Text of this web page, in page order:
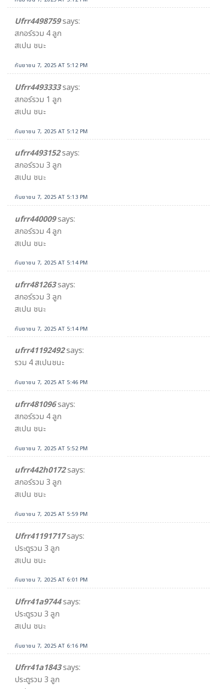
Ufrr4498759says:
สกอร์รวม 4 ลูก
สเปน ชนะ
กันยายน 7, 2025 AT 5:12 PM
Ufrr4493333says:
สกอร์รวม 1 ลูก
สเปน ชนะ
กันยายน 7, 2025 AT 5:12 PM
ufrr4493152says:
สกอร์รวม 3 ลูก
สเปน ชนะ
กันยายน 7, 2025 AT 5:13 PM
ufrr440009says:
สกอร์รวม 4 ลูก
สเปน ชนะ
กันยายน 7, 2025 AT 5:14 PM
ufrr481263says:
สกอร์รวม 3 ลูก
สเปน ชนะ
กันยายน 7, 2025 AT 5:14 PM
ufrr41192492says:
รวม 4 สเปนชนะ
กันยายน 7, 2025 AT 5:46 PM
ufrr481096says:
สกอร์รวม 4 ลูก
สเปน ชนะ
กันยายน 7, 2025 AT 5:52 PM
ufrr442h0172says:
สกอร์รวม 3 ลูก
สเปน ชนะ
กันยายน 7, 2025 AT 5:59 PM
Ufrr41191717says:
ประตูรวม 3 ลูก
สเปน ชนะ
กันยายน 7, 2025 AT 6:01 PM
Ufrr41a9744says:
ประตูรวม 3 ลูก
สเปน ชนะ
กันยายน 7, 2025 AT 6:16 PM
Ufrr41a1843says:
ประตูรวม 3 ลูก